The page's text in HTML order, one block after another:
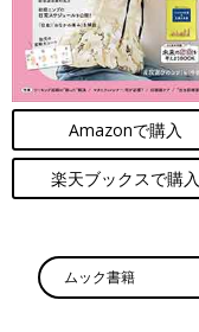
Amazonで購入
楽天ブックスで購入
ムック書籍